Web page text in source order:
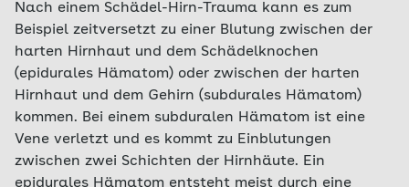
Nach einem Schädel-Hirn-Trauma kann es zum
Beispiel zeitversetzt zu einer Blutung zwischen der
harten Hirnhaut und dem Schädelknochen
(epidurales Hämatom) oder zwischen der harten
Hirnhaut und dem Gehirn (subdurales Hämatom)
kommen. Bei einem subduralen Hämatom ist eine
Vene verletzt und es kommt zu Einblutungen
zwischen zwei Schichten der Hirnhäute. Ein
epidurales Hämatom entsteht meist durch eine